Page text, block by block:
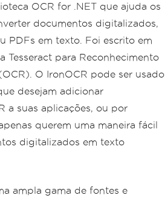
OCR for .NET que ajuda os
documentos digitalizados,
PDFs em texto. Foi escrito em
Tesseract para Reconhecimento
O IronOCR pode ser usado
desejam adicionar
a suas aplicações, ou por
querem uma maneira fácil
digitalizados em texto
ampla gama de fontes e